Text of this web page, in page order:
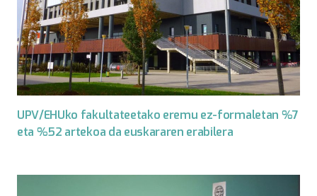
UPV/EHUko fakultateetako eremu ez-formaletan %7
eta %52 artekoa da euskararen erabilera